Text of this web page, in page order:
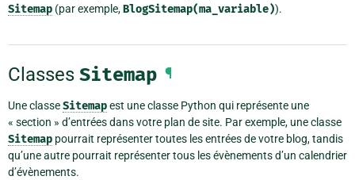
Sitemap (par exemple,BlogSitemap(ma_variable)).
Classes Sitemap ¶
Une classeSitemapest une classe Python qui représente une
« section » d’entrées dans votre plan de site. Par exemple, une classe
Sitemap pourrait représenter toutes les entrées de votre blog, tandis
qu’une autre pourrait représenter tous les évènements d’un calendrier
d’évènements.